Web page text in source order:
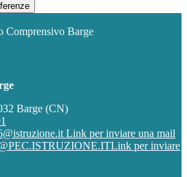
Comprensivo Barge
Barge (CN)
Link per inviare una mail
Link per inviare